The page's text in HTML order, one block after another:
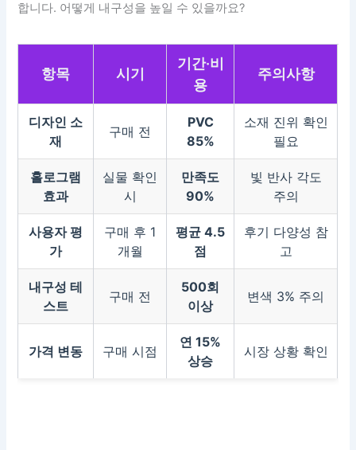
합니다. 어떻게 내구성을 높일 수 있을까요?
항목 시기
기간·비
용
주의사항
디자인 소
재
구매 전
PVC
85%
소재 진위 확인
필요
홀로그램
효과
실물 확인
시
만족도
90%
빛 반사 각도
주의
사용자 평
가
구매 후 1
개월
평균 4.5
점
후기 다양성 참
고
내구성 테
스트
구매 전
500회
이상
변색 3% 주의
가격 변동 구매 시점
연 15%
상승
시장 상황 확인